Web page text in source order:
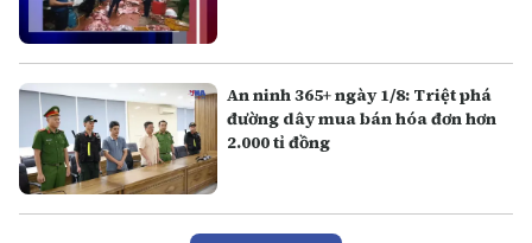
An ninh 365+ ngày 1/8: Triệt phá
đường dây mua bán hóa đơn hơn
2.000 tỉ đồng